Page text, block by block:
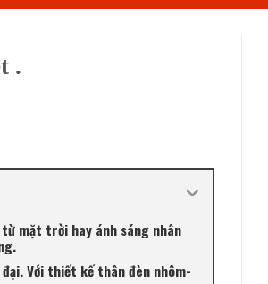
.
mặt trời hay ánh sáng nhân
Với thiết kế thân đèn nhôm-